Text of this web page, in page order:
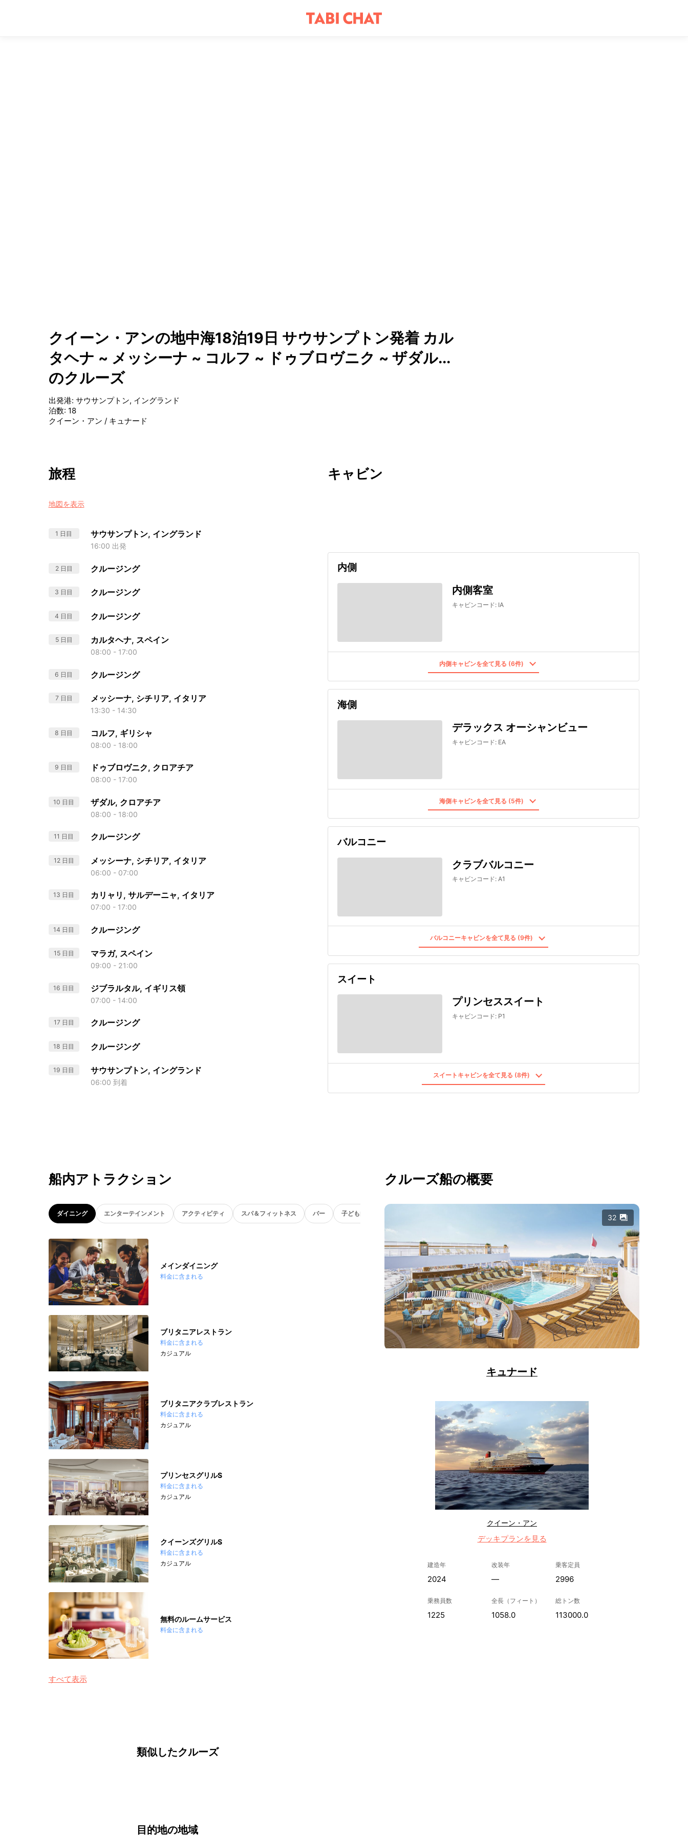
クイーン・アンの地中海18泊19日 サウサンプトン発着 カル
タヘナ ~ メッシーナ ~ コルフ ~ ドゥブロヴニク ~ ザダル...
のクルーズ
出発港: サウサンプトン, イングランド
泊数: 18
クイーン・アン / キュナード
旅程
地図を表示
1 日目 サウサンプトン, イングランド
16:00 出発
2 日目 クルージング
3 日目 クルージング
4 日目 クルージング
5 日目 カルタヘナ, スペイン
08:00 - 17:00
6 日目 クルージング
7 日目 メッシーナ, シチリア, イタリア
13:30 - 14:30
8 日目 コルフ, ギリシャ
08:00 - 18:00
9 日目 ドゥブロヴニク, クロアチア
08:00 - 17:00
10 日目 ザダル, クロアチア
08:00 - 18:00
11 日目 クルージング
12 日目 メッシーナ, シチリア, イタリア
06:00 - 07:00
13 日目 カリャリ, サルデーニャ, イタリア
07:00 - 17:00
14 日目 クルージング
15 日目 マラガ, スペイン
09:00 - 21:00
16 日目 ジブラルタル, イギリス領
07:00 - 14:00
17 日目 クルージング
18 日目 クルージング
19 日目 サウサンプトン, イングランド
06:00 到着
キャビン
内側
内側客室
キャビンコード: IA
内側キャビンを全て見る (6件)
海側
デラックス オーシャンビュー
キャビンコード: EA
海側キャビンを全て見る (5件)
バルコニー
クラブバルコニー
キャビンコード: A1
バルコニーキャビンを全て見る (9件)
スイート
プリンセススイート
キャビンコード: P1
スイートキャビンを全て見る (8件)
船内アトラクション
ダイニング エンターテインメント アクティビティ スパ＆フィットネス バー 子ども向け
メインダイニング
料金に含まれる
ブリタニアレストラン
料金に含まれる
カジュアル
ブリタニアクラブレストラン
料金に含まれる
カジュアル
プリンセスグリルS
料金に含まれる
カジュアル
クイーンズグリルS
料金に含まれる
カジュアル
無料のルームサービス
料金に含まれる
すべて表示
クルーズ船の概要
32
キュナード
クイーン・アン
デッキプランを見る
建造年
2024
改装年
—
乗客定員
2996
乗務員数
1225
全長（フィート）
1058.0
総トン数
113000.0
類似したクルーズ
目的地の地域